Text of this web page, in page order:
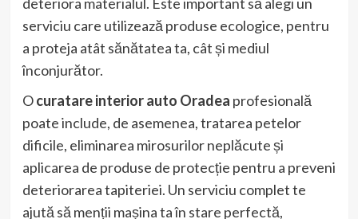
serviciu care utilizează produse ecologice, pentru
a proteja atât sănătatea ta, cât și mediul
înconjurător.
Ocuratare interior auto Oradea profesională
poate include, de asemenea, tratarea petelor
dificile, eliminarea mirosurilor neplăcute și
aplicarea de produse de protecție pentru a preveni
deteriorarea tapiteriei. Un serviciu complet te
ajută să menții mașina ta în stare perfectă,